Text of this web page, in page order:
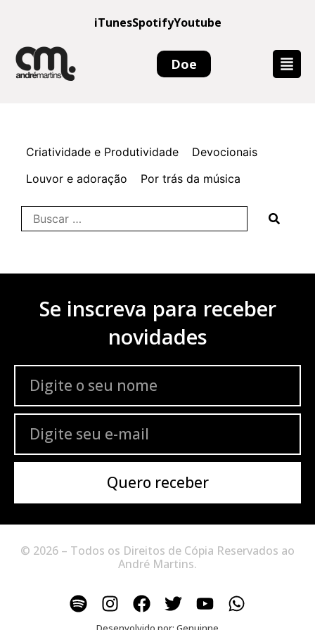
iTunesSpotifyYoutube
Doe
Criatividade e Produtividade
Devocionais
Louvor e adoração
Por trás da música
Se inscreva para receber
novidades
Quero receber
© 2026 – Todos os Direitos de Cópia Reservados ao
André Martins.